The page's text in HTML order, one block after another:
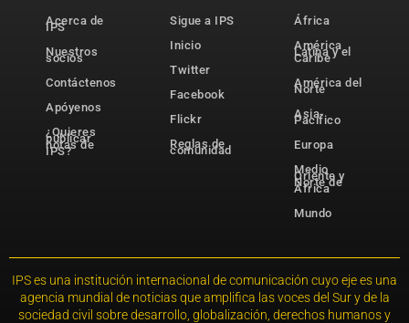
Acerca de
IPS
Nuestros
socios
Contáctenos
Apóyenos
¿Quieres
publicar
notas de
IPS?
Sigue a IPS
Inicio
Twitter
Facebook
Flickr
Reglas de
comunidad
África
América
Latina y el
Caribe
América del
Norte
Asia-
Pacífico
Europa
Medio
Oriente y
Norte de
África
Mundo
IPS es una institución internacional de comunicación cuyo eje es una
agencia mundial de noticias que amplifica las voces del Sur y de la
sociedad civil sobre desarrollo, globalización, derechos humanos y